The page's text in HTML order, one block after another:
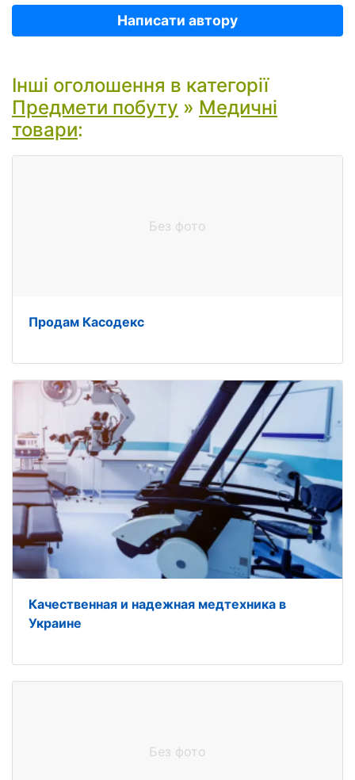
Написати автору
Інші оголошення в категорії
Предмети побуту » Медичні
товари:
Без фото
Продам Касодекс
Качественная и надежная медтехника в
Украине
Без фото